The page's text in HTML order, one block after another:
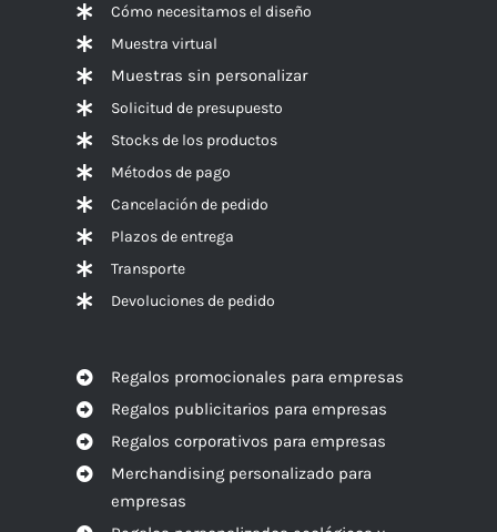
Cómo necesitamos el diseño
Muestra virtual
Muestras sin personalizar
Solicitud de presupuesto
Stocks de los productos
Métodos de pago
Cancelación de pedido
Plazos de entrega
Transporte
Devoluciones de pedido
Regalos promocionales para empresas
Regalos publicitarios para empresas
Regalos corporativos para empresas
Merchandising personalizado para
empresas